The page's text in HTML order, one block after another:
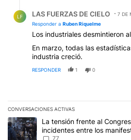
LF LAS FUERZAS DE CIELO
7 DE
Responder a Ruben Riquelme
Los industriales desmintieron
En marzo, todas las
industria creció.
RESPONDER 1 0
CONVERSACIONES ACTIVAS
Este listado muestra los artículos con
Un artículo de tendencia con el título
La tensión frente al
incidentes entre los
77